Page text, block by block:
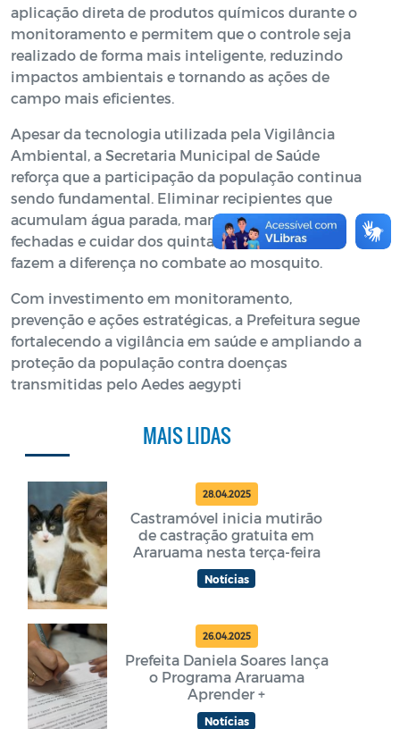
aplicação direta de produtos químicos durante o
monitoramento e permitem que o controle seja
realizado de forma mais inteligente, reduzindo
impactos ambientais e tornando as ações de
campo mais eficientes.
Apesar da tecnologia utilizada pela Vigilância
Ambiental, a Secretaria Municipal de Saúde
reforça que a participação da população continua
sendo fundamental. Eliminar recipientes que
acumulam água parada, manter caixas d'água
fechadas e cuidar dos quintais são atitudes que
fazem a diferença no combate ao mosquito.
Com investimento em monitoramento,
prevenção e ações estratégicas, a Prefeitura segue
fortalecendo a vigilância em saúde e ampliando a
proteção da população contra doenças
transmitidas pelo Aedes aegypti
MAIS LIDAS
28.04.2025
Castramóvel inicia mutirão
de castração gratuita em
Araruama nesta terça-feira
Notícias
26.04.2025
Prefeita Daniela Soares lança
o Programa Araruama
Aprender +
Notícias